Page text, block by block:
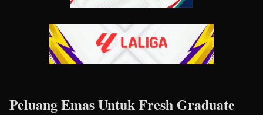
Peluang Emas Untuk Fresh Graduate